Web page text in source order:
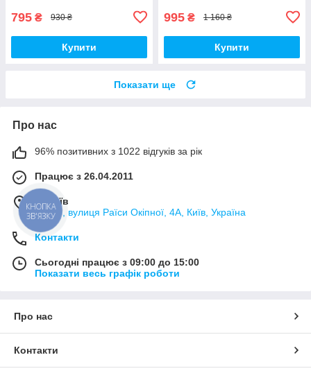
795 ₴ 930 ₴
Купити
995 ₴ 1 160 ₴
Купити
Показати ще
Про нас
96% позитивних з 1022 відгуків за рік
Працює з 26.04.2011
м. Київ
02000, вулиця Раїси Окіпної, 4А, Київ, Україна
Контакти
Сьогодні працює з 09:00 до 15:00
Показати весь графік роботи
Про нас
Контакти
КНОПКА
ЗВ'ЯЗКУ